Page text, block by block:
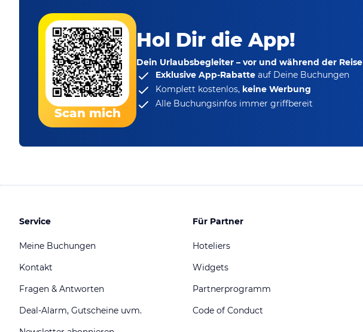
Scan mich
Hol Dir die App!
Dein Urlaubsbegleiter – vor und während der Reise
Exklusive App-Rabatte auf Deine Buchungen
Komplett kostenlos, keine Werbung
Alle Buchungsinfos immer griffbereit
Service
Meine Buchungen
Kontakt
Fragen & Antworten
Deal-Alarm, Gutscheine uvm.
Für Partner
Hoteliers
Widgets
Partnerprogramm
Code of Conduct